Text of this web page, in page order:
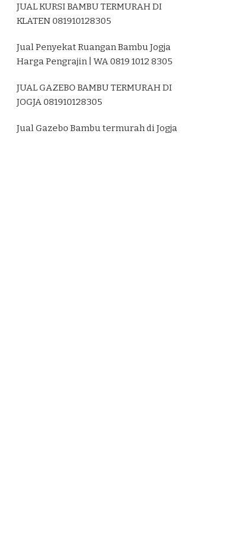
JUAL KURSI BAMBU TERMURAH DI
KLATEN 081910128305
Jual Penyekat Ruangan Bambu Jogja
Harga Pengrajin | WA 0819 1012 8305
JUAL GAZEBO BAMBU TERMURAH DI
JOGJA 081910128305
Jual Gazebo Bambu termurah di Jogja